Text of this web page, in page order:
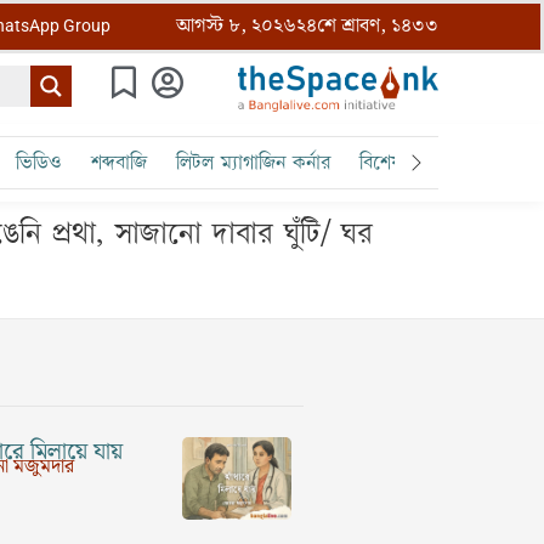
Group আগস্ট ৮, ২০২৬২৪শে শ্রাবণ, ১৪৩৩
ভিডিও শব্দবাজি লিটল ম্যাগাজিন কর্নার বিশেষ ক্রোড়পত্র
প্রথা, সাজানো দাবার ঘুঁটি/ ঘর
মিলায়ে যায়
মজুমদার